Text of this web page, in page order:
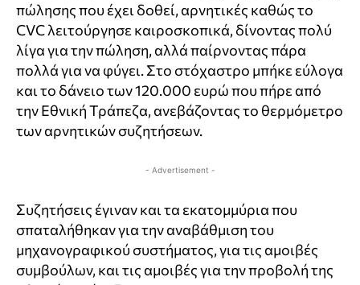
πώλησης που έχει δοθεί, αρνητικές καθώς το
CVC λειτούργησε καιροσκοπικά, δίνοντας πολύ
λίγα για την πώληση, αλλά παίρνοντας πάρα
πολλά για να φύγει. Στο στόχαστρο μπήκε εύλογα
και το δάνειο των 120.000 ευρώ που πήρε από
την Εθνική Τράπεζα, ανεβάζοντας το θερμόμετρο
των αρνητικών συζητήσεων.
- Advertisement -
Συζητήσεις έγιναν και τα εκατομμύρια που
σπαταλήθηκαν για την αναβάθμιση του
μηχανογραφικού συστήματος, για τις αμοιβές
συμβούλων, και τις αμοιβές για την προβολή της